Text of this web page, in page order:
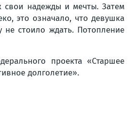
свои надежды и мечты. Затем
это означало, что девушка
стоило ждать. Потопление
проекта «Старшее
долголетие».